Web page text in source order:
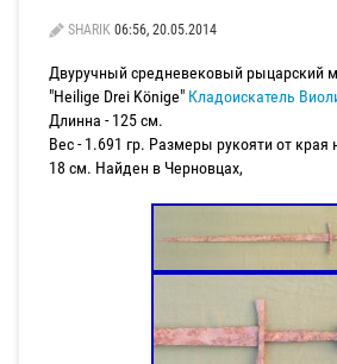
SHARIK 06:56, 20.05.2014
Двуручный средневековый рыцарский
"Heilige Drei Könige" Кладоискатель
Длинна - 125 см.
Вес - 1.691 гр. Размеры рукояти от
18 см. Найден в Черновцах,